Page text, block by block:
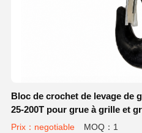
Bloc de crochet de levage de
25-200T pour grue à grille et
Prix：negotiable MOQ：1